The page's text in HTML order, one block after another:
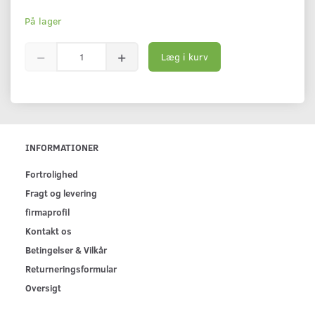
På lager
Læg i kurv
INFORMATIONER
Fortrolighed
Fragt og levering
firmaprofil
Kontakt os
Betingelser & Vilkår
Returneringsformular
Oversigt